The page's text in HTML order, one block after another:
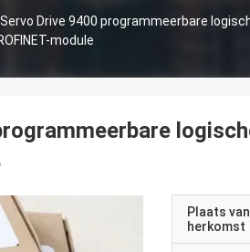
Servo Drive 9400 programmeerbare
module
Plaats van
herkomst